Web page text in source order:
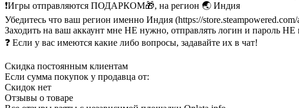
❗Игры отправляются ПОДАРКОМ🎁, на регион 🌏 Индия
Убедитесь что ваш регион именно Индия (https://
Заходить на ваш аккаунт мне НЕ нужно, отправлять логин и пароль
❓ Если у вас имеются какие либо вопросы, задавайте их в чат!
Скидка постоянным клиентам
Если сумма покупок у продавца от:
Скидок нет
Отзывы о товаре